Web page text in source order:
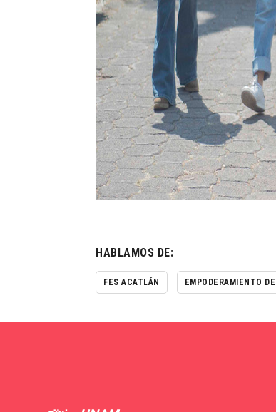
HABLAMOS DE:
FES ACATLÁN EMPODERAMIENTO